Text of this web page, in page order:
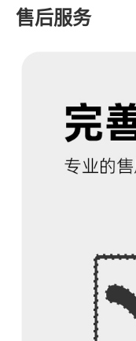
售后服务